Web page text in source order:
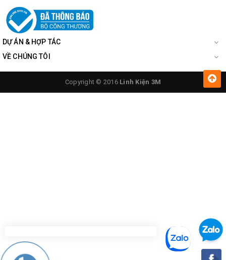
DỰ ÁN & HỢP TÁC
VỀ CHÚNG TÔI
Copyright © 2016 Linh Kiện 3M